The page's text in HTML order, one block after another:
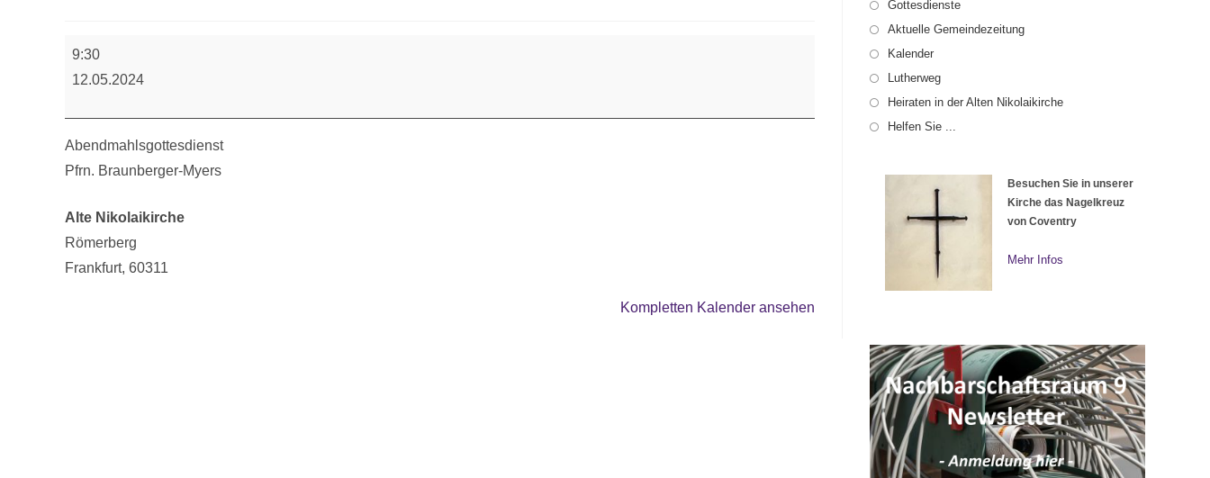
Abendmahlsgottesdienst
9:30
12.05.2024
Abendmahlsgottesdienst
Pfrn. Braunberger-Myers
Alte Nikolaikirche
Römerberg
Frankfurt, 60311
Kompletten Kalender ansehen
Gottesdienste
Aktuelle Gemeindezeitung
Kalender
Lutherweg
Heiraten in der Alten Nikolaikirche
Helfen Sie ...
Besuchen Sie in unserer
Kirche das Nagelkreuz
von Coventry
Mehr Infos